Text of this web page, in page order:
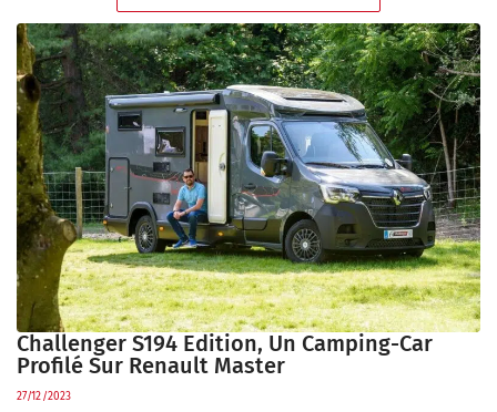
Challenger S194 Edition, Un Camping-Car
Profilé Sur Renault Master
27/12/2023